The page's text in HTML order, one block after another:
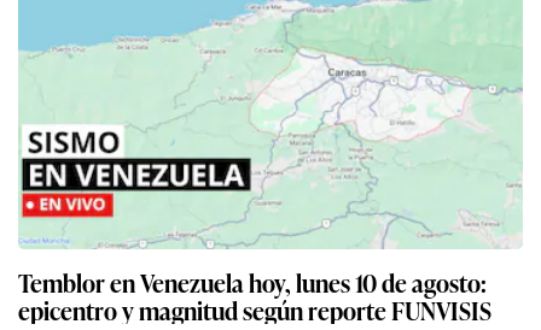
Temblor en Venezuela hoy, lunes 10 de agosto:
epicentro y magnitud según reporte FUNVISIS